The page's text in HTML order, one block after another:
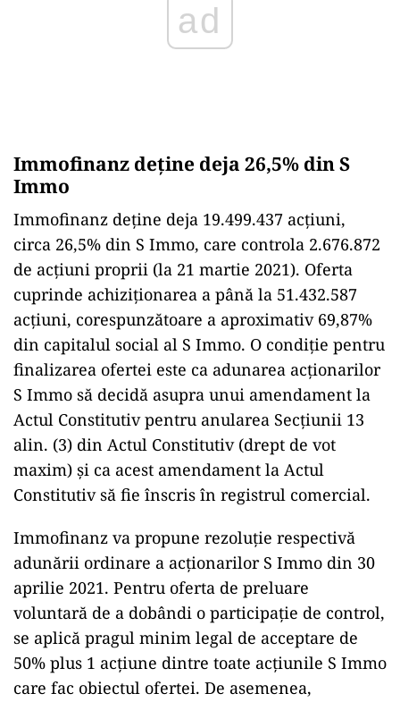
ad
Immofinanz deține deja 26,5% din S
Immo
Immofinanz deține deja 19.499.437 acțiuni,
circa 26,5% din S Immo, care controla 2.676.872
de acțiuni proprii (la 21 martie 2021). Oferta
cuprinde achiziționarea a până la 51.432.587
acțiuni, corespunzătoare a aproximativ 69,87%
din capitalul social al S Immo. O condiție pentru
finalizarea ofertei este ca adunarea acționarilor
S Immo să decidă asupra unui amendament la
Actul Constitutiv pentru anularea Secțiunii 13
alin. (3) din Actul Constitutiv (drept de vot
maxim) și ca acest amendament la Actul
Constitutiv să fie înscris în registrul comercial.
Immofinanz va propune rezoluție respectivă
adunării ordinare a acționarilor S Immo din 30
aprilie 2021. Pentru oferta de preluare
voluntară de a dobândi o participație de control,
se aplică pragul minim legal de acceptare de
50% plus 1 acțiune dintre toate acțiunile S Immo
care fac obiectul ofertei. De asemenea,